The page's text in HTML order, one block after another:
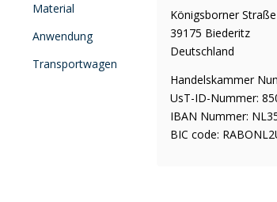
Material
Anwendung
Transportwagen
Königsborner
39175 Biederitz
Deutschland
Handelskammer
UsT-ID-Nummer:
IBAN Nummer:
BIC code: